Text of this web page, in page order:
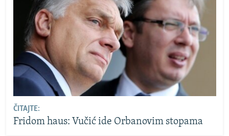
ČITAJTE:
Fridom haus: Vučić ide Orbanovim stopama